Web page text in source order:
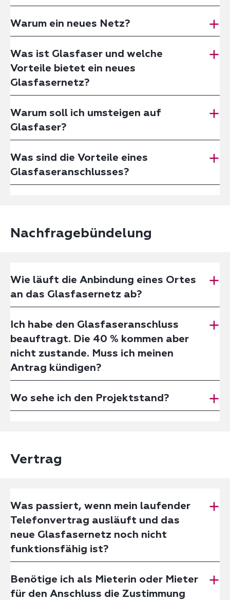
Warum ein neues Netz?
Was ist Glasfaser und welche
Vorteile bietet ein neues
Glasfasernetz?
Warum soll ich umsteigen auf
Glasfaser?
Was sind die Vorteile eines
Glasfaseranschlusses?
Nachfragebündelung
Wie läuft die Anbindung eines Ortes
an das Glasfasernetz ab?
Ich habe den Glasfaseranschluss
beauftragt. Die 40 % kommen aber
nicht zustande. Muss ich meinen
Antrag kündigen?
Wo sehe ich den Projektstand?
Vertrag
Was passiert, wenn mein laufender
Telefonvertrag ausläuft und das
neue Glasfasernetz noch nicht
funktionsfähig ist?
Benötige ich als Mieterin oder Mieter
für den Anschluss die Zustimmung